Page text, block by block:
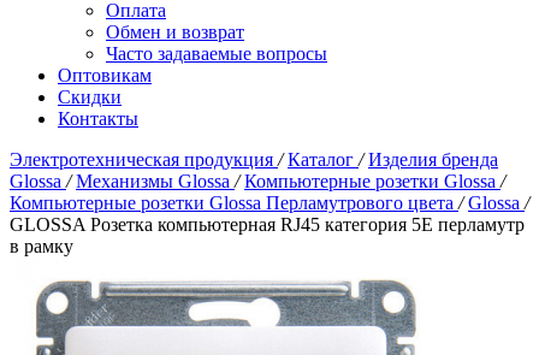
Оплата
Обмен и возврат
Часто задаваемые вопросы
Оптовикам
Скидки
Контакты
Электротехническая продукция / Каталог / Изделия бренда
Glossa / Механизмы Glossa / Компьютерные розетки Glossa /
Компьютерные розетки Glossa Перламутрового цвета / Glossa /
GLOSSA Розетка компьютерная RJ45 категория 5E перламутр
в рамку